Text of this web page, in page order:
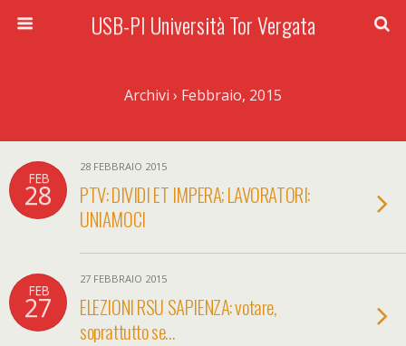
USB-PI Università Tor Vergata
Archivi › Febbraio, 2015
FEB
28
28 FEBBRAIO 2015
PTV: DIVIDI ET IMPERA; LAVORATORI:
UNIAMOCI
FEB
27
27 FEBBRAIO 2015
ELEZIONI RSU SAPIENZA: votare,
soprattutto se…